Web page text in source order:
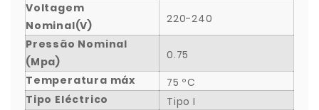
Voltagem
Nominal(V)
220-240
Pressão Nominal
(Mpa)
0.75
Temperatura máx
75 ºC
Tipo Eléctrico
Tipo I